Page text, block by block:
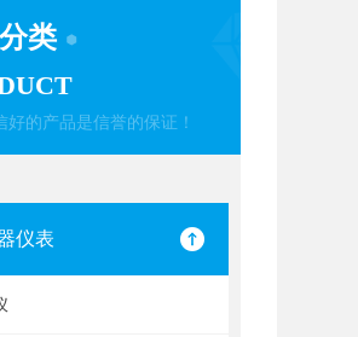
类
好的产品是信誉的保证！
仪表